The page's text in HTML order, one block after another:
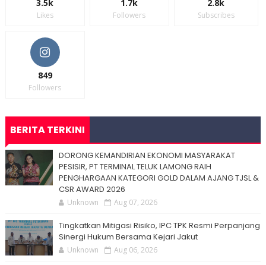
3.5k
Likes
1.7k
Followers
2.8k
Subscribes
849
Followers
BERITA TERKINI
DORONG KEMANDIRIAN EKONOMI MASYARAKAT
PESISIR, PT TERMINAL TELUK LAMONG RAIH
PENGHARGAAN KATEGORI GOLD DALAM AJANG TJSL &
CSR AWARD 2026
Unknown Aug 07, 2026
Tingkatkan Mitigasi Risiko, IPC TPK Resmi Perpanjang
Sinergi Hukum Bersama Kejari Jakut
Unknown Aug 06, 2026